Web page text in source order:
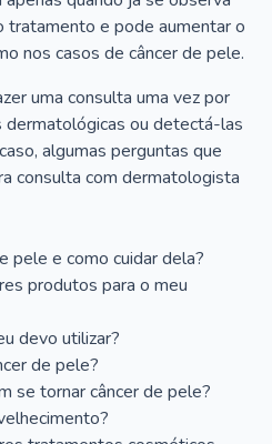
tratamento e pode aumentar o
nos casos de câncer de pele.
uma consulta uma vez por
dermatológicas ou detectá-las
algumas perguntas que
consulta com dermatologista
pele e como cuidar dela?
produtos para o meu
devo utilizar?
de pele?
se tornar câncer de pele?